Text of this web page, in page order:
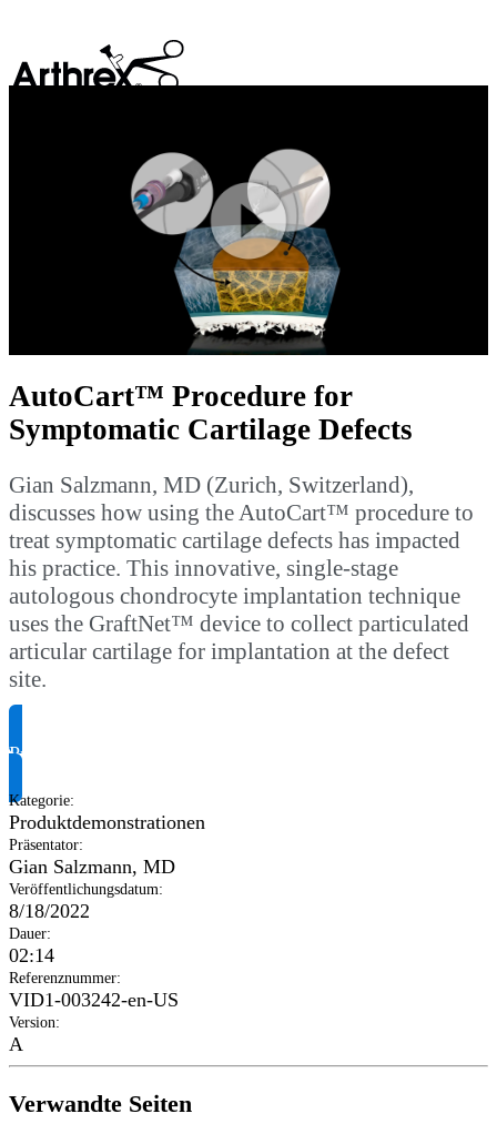
Play
Video
AutoCart™ Procedure for
Symptomatic Cartilage Defects
Gian Salzmann, MD (Zurich, Switzerland),
discusses how using the AutoCart™ procedure to
treat symptomatic cartilage defects has impacted
his practice. This innovative, single-stage
autologous chondrocyte implantation technique
uses the GraftNet™ device to collect particulated
articular cartilage for implantation at the defect
site.
Produktinformationen anfragen
Kategorie:
Produktdemonstrationen
Präsentator:
Gian Salzmann, MD
Veröffentlichungsdatum:
8/18/2022
Dauer:
02:14
Referenznummer:
VID1-003242-en-US
Version:
A
Verwandte Seiten